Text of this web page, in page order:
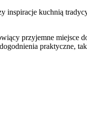
inspiracje kuchnią
przyjemne miejsce
praktyczne,
jest odpowiednim
co ułatwia
lub wybrać
im. Jana Kasprowicza.
i trwa do